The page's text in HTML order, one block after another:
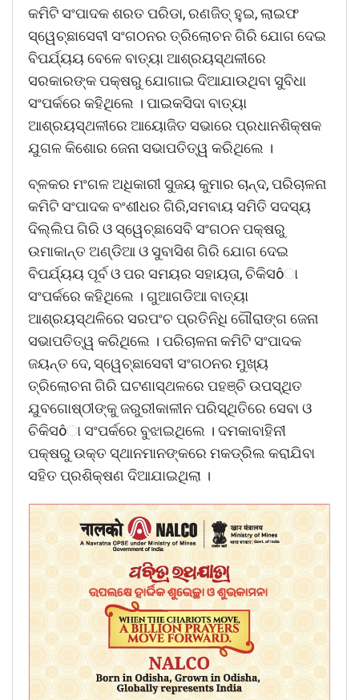
କମିଟି ସଂପାଦକ ଶରତ ପରିଡା, ରଣଜିତ୍ ହୁଇ, ଲାଇଫ
ସ୍ୱେଚ୍ଛାସେବୀ ସଂଗଠନର ତ୍ରିଲୋଚନ ଗିରି ଯୋଗ ଦେଇ
ବିପର୍ଯ୍ୟୟ ବେଳେ ବାତ୍ୟା ଆଶ୍ରୟସ୍ଥଳୀରେ
ସରକାରଙ୍କ ପକ୍ଷରୁ ଯୋଗାଇ ଦିଆଯାଉଥିବା ସୁବିଧା
ସଂପର୍କରେ କହିଥିଲେ । ପାଇକସିଦା ବାତ୍ୟା
ଆଶ୍ରୟସ୍ଥଳୀରେ ଆୟୋଜିତ ସଭାରେ ପ୍ରଧାନଶିକ୍ଷକ
ଯୁଗଳ କିଶୋର ଜେନା ସଭାପତିତ୍ୱ କରିଥିଲେ ।
ବ୍ଳକର ମଂଗଳ ଅଧିକାରୀ ସୁଜୟ କୁମାର ଚାନ୍ଦ, ପରିଚାଳନା
କମିଟି ସଂପାଦକ ବଂଶୀଧର ଗିରି,ସମବାୟ ସମିତି ସଦସ୍ୟ
ଦିଲ୍ଲିପ ଗିରି ଓ ସ୍ୱେଚ୍ଛାସେବି ସଂଗଠନ ପକ୍ଷରୁ
ଉମାକାନ୍ତ ଅଣ୍ଡିଆ ଓ ସୁବାସିଶ ଗିରି ଯୋଗ ଦେଇ
ବିପର୍ଯ୍ୟୟ ପୂର୍ବ ଓ ପର ସମୟର ସହାୟତା, ଚିକିସôା
ସଂପର୍କରେ କହିଥିଲେ । ଗୁଆଗଡିଆ ବାତ୍ୟା
ଆଶ୍ରୟସ୍ଥଳିରେ ସରପଂଚ ପ୍ରତିନିଧି ଗୌରାଙ୍ଗ ଜେନା
ସଭାପତିତ୍ୱ କରିଥିଲେ । ପରିଚାଳନା କମିଟି ସଂପାଦକ
ଜୟନ୍ତ ଦେ, ସ୍ୱେଚ୍ଛାସେବୀ ସଂଗଠନର ମୁଖ୍ୟ
ତ୍ରିଲୋଚନା ଗିରି ଘଟଣାସ୍ଥଳରେ ପହଞ୍ଚି ଉପସ୍ଥିତ
ଯୁବଗୋଷ୍ଠୀଙ୍କୁ ଜରୁରୀକାଳୀନ ପରିସ୍ଥିତିରେ ସେବା ଓ
ଚିକିସôା ସଂପର୍କରେ ବୁଝାଇଥିଲେ । ଦମକାବାହିନୀ
ପକ୍ଷରୁ ଉକ୍ତ ସ୍ଥାନମାନଙ୍କରେ ମକଡ୍ରିଲ କରାଯିବା
ସହିତ ପ୍ରଶିକ୍ଷଣ ଦିଆଯାଇଥିଲା ।